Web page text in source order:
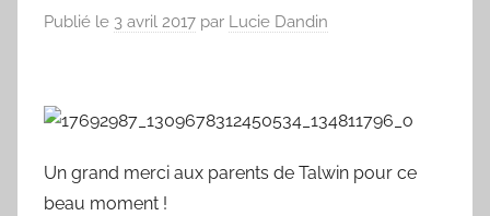
Publié le 3 avril 2017 par Lucie Dandin
Un grand merci aux parents de Talwin pour ce
beau moment !